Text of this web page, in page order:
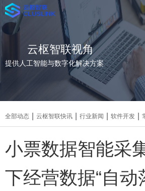
云枢智联视角
提供人工智能与数字化解决方案
全部动态 云枢智联快讯 行业新闻 软件开发
小票数据智能采
下经营数据“自动